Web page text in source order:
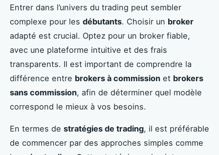
Entrer dans l’univers du trading peut sembler
complexe pour les débutants. Choisir un broker
adapté est crucial. Optez pour un broker fiable,
avec une plateforme intuitive et des frais
transparents. Il est important de comprendre la
différence entre brokers à commission et brokers
sans commission, afin de déterminer quel modèle
correspond le mieux à vos besoins.
En termes de stratégies de trading, il est préférable
de commencer par des approches simples comme